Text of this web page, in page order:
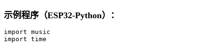
示例程序（ESP32-Python）：
import music
import time